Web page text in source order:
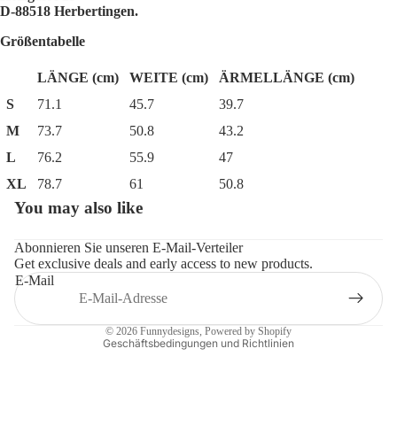
D-88518 Herbertingen.
Größentabelle
LÄNGE (cm) WEITE (cm)
ÄRMELLÄNGE (cm)
S
71.1 45.7
39.7
M
73.7 50.8
43.2
L
76.2 55.9
47
XL
78.7 61 50.8
You may also like
Abonnieren Sie unseren E-Mail-Verteiler
Get exclusive deals and early access to new products.
E-Mail
© 2026 Funnydesigns, Powered by Shopify
Geschäftsbedingungen und Richtlinien
Datenschutzerklärung
AGB
Impressum